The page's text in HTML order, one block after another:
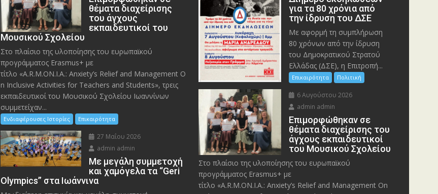
θέματα διαχείρισης
του άγχους
εκπαιδευτικοί του
Μουσικού Σχολείου
Στο πλαίσιο της υλοποίησης του ευρωπαϊκού
προγράμματος Erasmus+ με
τίτλο «A.R.M.ON.I.A.: Anxiety’s Relief and Management O
n Inclusive Activities for Teachers and Students», τρεις
εκπαιδευτικοί του Μουσικού Σχολείου Ιωαννίνων
συμμετείχαν...
Ενδιαφέρουσες Ιστορίες Επικαιρότητα
27 Μαΐου 2026
admin admin
Με μεγάλη συμμετοχή
και χαμόγελα τα “Geri
Olympics” στα Ιωάννινα
για τα 80 χρόνια από
την ίδρυση του ΔΣΕ
Με αφορμή τη συμπλήρωση
80 χρόνων από την ίδρυση
του Δημοκρατικού Στρατού
Ελλάδας (ΔΣΕ), η Επιτροπή...
Επικαιρότητα Πολιτική
6 Αυγούστου 2026
admin admin
Eπιμορφώθηκαν σε
θέματα διαχείρισης του
άγχους εκπαιδευτικοί
του Μουσικού Σχολείου
Στο πλαίσιο της υλοποίησης του ευρωπαϊκού
προγράμματος Erasmus+ με
τίτλο «A.R.M.ON.I.A.: Anxiety’s Relief and Management On